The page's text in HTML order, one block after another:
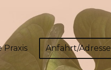
Praxis Anfahrt/Adresse